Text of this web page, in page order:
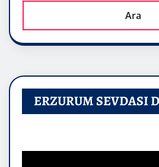
Ara
ERZURUM SEVDASI